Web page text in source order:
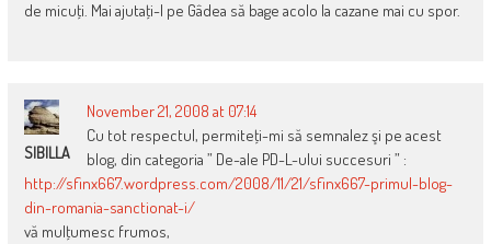
de micuţi. Mai ajutaţi-l pe Gâdea să bage acolo la cazane mai cu spor.
SIBILLA
November 21, 2008 at 07:14
Cu tot respectul, permiteţi-mi să semnalez şi pe acest
blog, din categoria ” De-ale PD-L-ului succesuri ” :
http://sfinx667.wordpress.com/2008/11/21/sfinx667-primul-blog-
din-romania-sanctionat-i/
vă mulţumesc frumos,